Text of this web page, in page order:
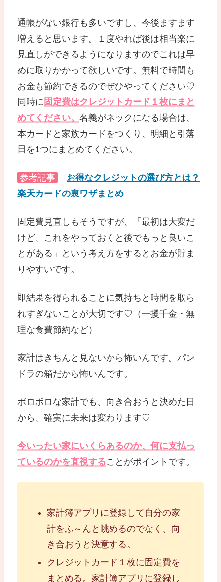
通帳がない銀行も多いですし、今後ますます
増えると思います。１度やれば後は相当楽に
見直しができるようになりますのでこれは早
めに取りかかって欲しいです。無料で時間も
お金も節約できるのでぜひやってください♡
同時に 固定費はクレジットカード１枚にまと
めてください。名義がネックになる場合は、
本カードと家族カードをつくり、明細と引落
日を1つにまとめてください。
参考記事
お得なクレジットの選び方とは？
楽天カードの裏ワザまとめ
固定費見直しもそうですが、「最初は大変だ
けど、これをやっておくと後でもっと良いこ
とがある」という考え方をするとお金が貯ま
りやすいです。
即結果を得られることに気持ちと時間を取ら
れすぎないことが大切です♡（一攫千金・無
理な食費節約など）
家計はきちんと見ないから怖いんです。パン
ドラの箱だから怖いんです。
ボロボロな家計でも、向き合おうと決めた日
から、確実に未来は変わります♡
今いったい家にいくらあるのか、何に支払っ
ているのかを直視することがポイントです。
家計簿アプリに登録して自分の家
計をふ～んと眺めるのでなく、向
き合おうと決意する。
クレジットカード１枚に固定費を
まとめる。家計簿アプリに登録し